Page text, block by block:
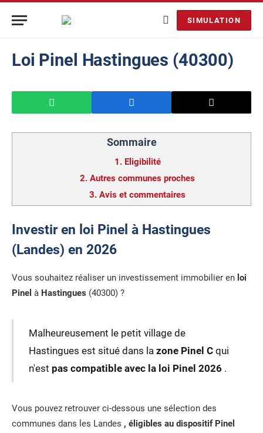
SIMULATION
Loi Pinel Hastingues (40300)
Sommaire
1. Eligibilité
2. Autres communes proches
3. Avis et commentaires
Investir en loi Pinel à Hastingues
(Landes) en 2026
Vous souhaitez réaliser un investissement immobilier en loi
Pinel à Hastingues (40300) ?
Malheureusement le petit village de
Hastingues est situé dans la zone Pinel Cqui
n'est pas compatible avec la loi Pinel 2026 .
Vous pouvez retrouver ci-dessous une sélection des
communes dans les Landes , éligibles au dispositif Pinel